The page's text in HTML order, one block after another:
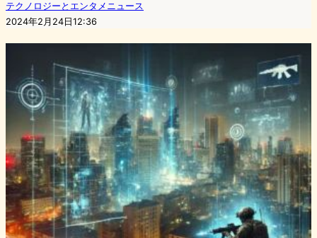
テクノロジーとエンタメニュース
2024年2月24日12:36